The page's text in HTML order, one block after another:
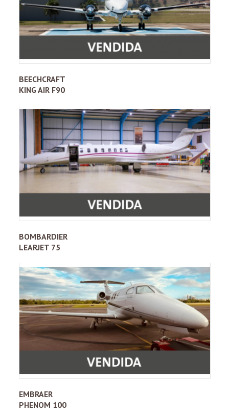
BEECHCRAFT
KING AIR F90
BOMBARDIER
LEARJET 75
EMBRAER
PHENOM 100